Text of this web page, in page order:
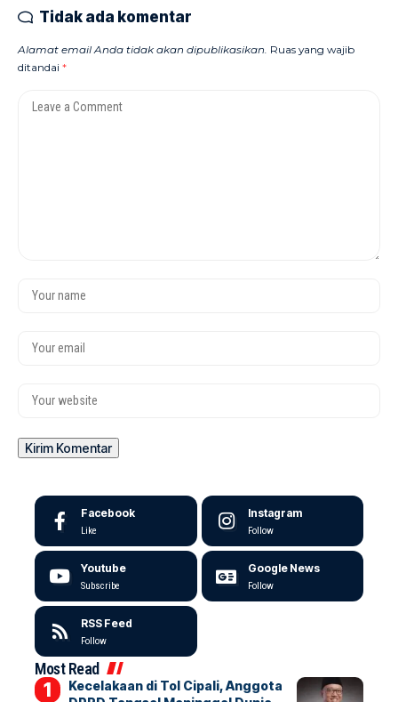
Tidak ada komentar
Alamat email Anda tidak akan dipublikasikan. Ruas yang wajib
ditandai *
Facebook
Like
Instagram
Follow
Youtube
Subscribe
Google News
Follow
RSS Feed
Follow
Most Read
Kecelakaan di Tol Cipali, Anggota